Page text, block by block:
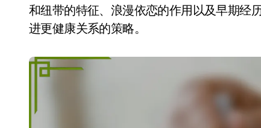
和纽带的特征、浪漫依恋的作用以及早期经
进更健康关系的策略。